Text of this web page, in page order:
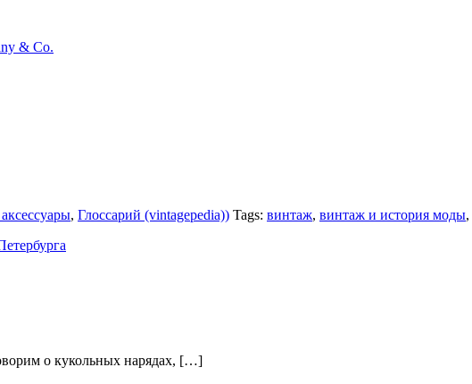
& Co.
, Глоссарий (vintagepedia)) Tags: винтаж, винтаж и история моды,
о кукольных нарядах, […]